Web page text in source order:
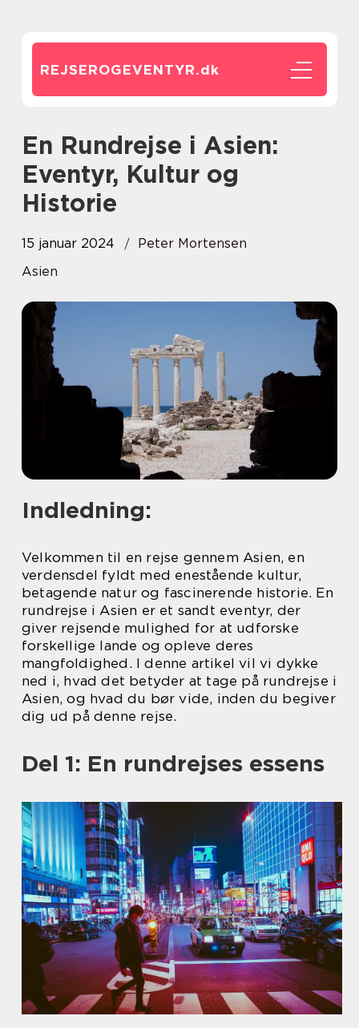
REJSEROGEVENTYR.dk
En Rundrejse i Asien:
Eventyr, Kultur og
Historie
15 januar 2024
Peter Mortensen
Asien
Indledning:
Velkommen til en rejse gennem Asien, en
verdensdel fyldt med enestående kultur,
betagende natur og fascinerende historie. En
rundrejse i Asien er et sandt eventyr, der
giver rejsende mulighed for at udforske
forskellige lande og opleve deres
mangfoldighed. I denne artikel vil vi dykke
ned i, hvad det betyder at tage på rundrejse i
Asien, og hvad du bør vide, inden du begiver
dig ud på denne rejse.
Del 1: En rundrejses essens